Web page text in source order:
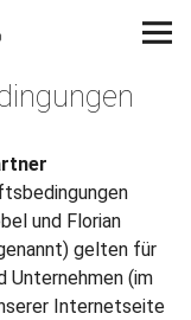
und Florian
gelten für
Unternehmen (im
Internetseite